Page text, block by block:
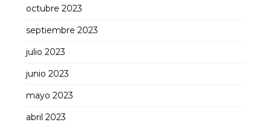
octubre 2023
septiembre 2023
julio 2023
junio 2023
mayo 2023
abril 2023